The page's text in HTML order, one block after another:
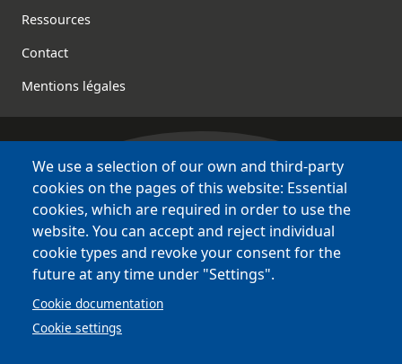
Footer
Ressources
Contact
Mentions légales
Bretagne Culture Diversité
des sites variés !
Sites
BCD
Bazhvalan
Bécédia
BED
PCI
We use a selection of our own and third-party
cookies on the pages of this website: Essential
cookies, which are required in order to use the
website. You can accept and reject individual
cookie types and revoke your consent for the
future at any time under "Settings".
Cookie documentation
Cookie settings